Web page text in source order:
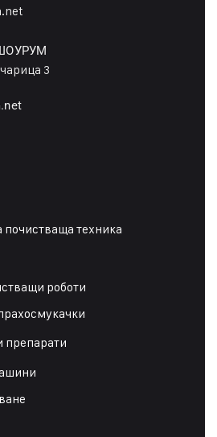
3
техника
роботи
препарати